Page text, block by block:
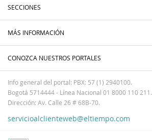
SECCIONES
MÁS INFORMACIÓN
CONOZCA NUESTROS PORTALES
Info general del portal: PBX: 57 (1) 2940100.
Bogotá 5714444 - Línea Nacional 01 8000 110 211.
Dirección: Av. Calle 26 # 68B-70.
servicioalclienteweb@eltiempo.com